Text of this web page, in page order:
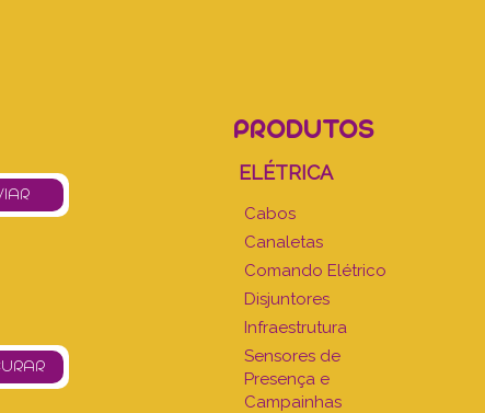
PRODUTOS
ELÉTRICA
Cabos
Canaletas
Comando Elétrico
Disjuntores
Infraestrutura
Sensores de
Presença e
Campainhas